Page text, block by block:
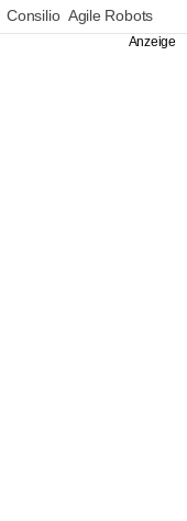
Consilio Agile Robots